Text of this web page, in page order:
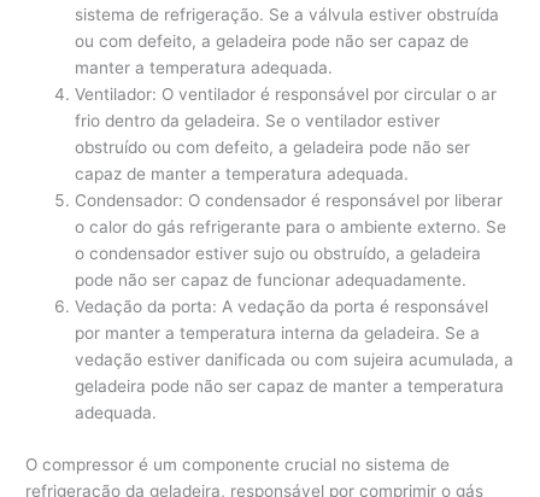
sistema de refrigeração. Se a válvula estiver obstruída
ou com defeito, a geladeira pode não ser capaz de
manter a temperatura adequada.
Ventilador: O ventilador é responsável por circular o ar
frio dentro da geladeira. Se o ventilador estiver
obstruído ou com defeito, a geladeira pode não ser
capaz de manter a temperatura adequada.
Condensador: O condensador é responsável por liberar
o calor do gás refrigerante para o ambiente externo. Se
o condensador estiver sujo ou obstruído, a geladeira
pode não ser capaz de funcionar adequadamente.
Vedação da porta: A vedação da porta é responsável
por manter a temperatura interna da geladeira. Se a
vedação estiver danificada ou com sujeira acumulada, a
geladeira pode não ser capaz de manter a temperatura
adequada.
O compressor é um componente crucial no sistema de
refrigeração da geladeira, responsável por comprimir o gás